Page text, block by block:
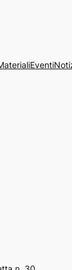
Eventi